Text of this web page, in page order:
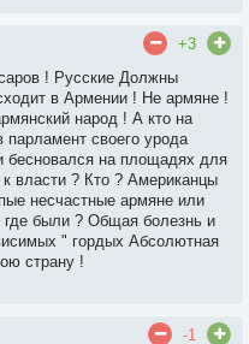
+3
! Русские Должны
в Армении ! Не армяне !
народ ! А кто на
парламент своего урода
бесновался на площадях для
к власти ? Кто ? Американцы
несчастные армяне или
были ? Общая болезнь и
" гордых Абсолютная
страну !
-1